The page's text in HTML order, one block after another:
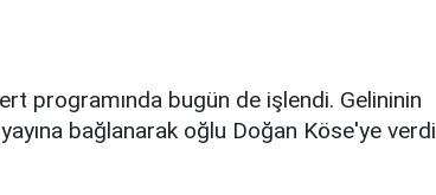
programında bugün de işlendi. Gelininin
bağlanarak oğlu Doğan Köse'ye verdi